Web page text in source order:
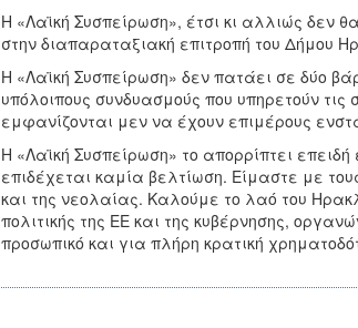
Η «Λαϊκή Συσπείρωση», έτσι κι αλλιώς δεν
στην διαπαραταξιακή επιτροπή του Δήμου
Η «Λαϊκή Συσπείρωση» δεν πατάει σε δύο
υπόλοιπους συνδυασμούς που υπηρετούν τις
εμφανίζονται μεν να έχουν επιμέρους
Η «Λαϊκή Συσπείρωση» το απορρίπτει
επιδέχεται καμία βελτίωση. Είμαστε με
και της νεολαίας. Καλούμε το λαό του
πολιτικής της ΕΕ και της κυβέρνησης,
προσωπικό και για πλήρη κρατική